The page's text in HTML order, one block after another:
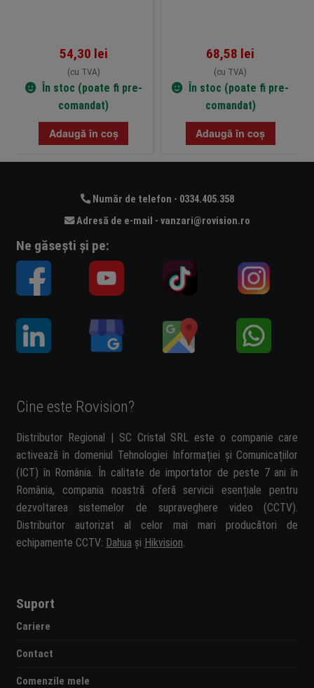
54,30 lei
(cu TVA)
În stoc (poate fi pre-
comandat)
Adaugă în coș
68,58 lei
(cu TVA)
În stoc (poate fi pre-
comandat)
Adaugă în coș
Număr de telefon - 0334.405.358
Adresă de e-mail - vanzari@rovision.ro
Ne găsești și pe:
Cine este Rovision?
Distributor Regional | SC Cristal SRL este o companie care
activează în domeniul Tehnologiei Informației și Comunicațiilor
(ICT) în România. În calitate de importator de peste 7 ani în
România, compania noastră oferă servicii esențiale pentru
dezvoltarea sistemelor de supraveghere video (CCTV).
Distribuitor autorizat al celor mai mari producători de
echipamente CCTV: Dahua și Hikvision
Suport
Cariere
Contact
Comenzile mele